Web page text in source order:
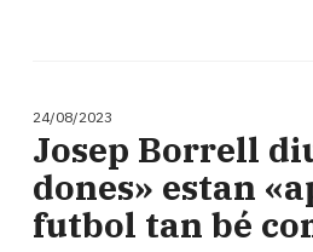
24/08/2023
Josep Borrell
dones» estan
futbol tan bé